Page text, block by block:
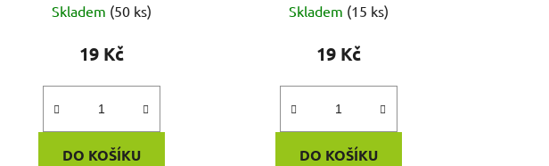
Skladem (50 ks)
19 Kč
DO KOŠÍKU
Skladem (15 ks)
19 Kč
DO KOŠÍKU